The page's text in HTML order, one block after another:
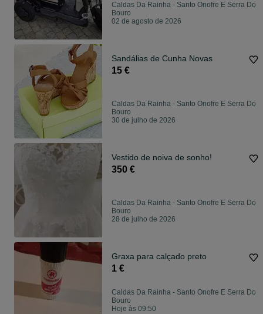
Caldas Da Rainha - Santo Onofre E Serra Do
Bouro
02 de agosto de 2026
Sandálias de Cunha Novas
15 €
Caldas Da Rainha - Santo Onofre E Serra Do
Bouro
30 de julho de 2026
Vestido de noiva de sonho!
350 €
Caldas Da Rainha - Santo Onofre E Serra Do
Bouro
28 de julho de 2026
Graxa para calçado preto
1 €
Caldas Da Rainha - Santo Onofre E Serra Do
Bouro
Hoje às 09:50